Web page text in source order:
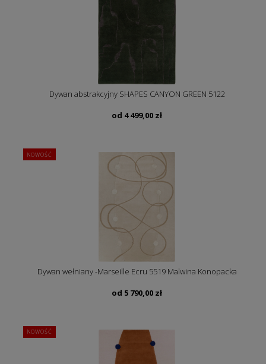
Dywan abstrakcyjny SHAPES CANYON GREEN 5122
od 4 499,00 zł
NOWOŚĆ
Dywan wełniany -Marseille Ecru 5519 Malwina Konopacka
od 5 790,00 zł
NOWOŚĆ